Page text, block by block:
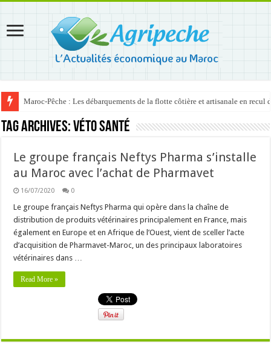
Maroc-Pêche : Les débarquements de la flotte côtière et artisanale en recul
Tag Archives:Véto Santé
Le groupe français Neftys Pharma s’installe
au Maroc avec l’achat de Pharmavet
16/07/2020 0
Le groupe français Neftys Pharma qui opère dans la chaîne de
distribution de produits vétérinaires principalement en France, mais
également en Europe et en Afrique de l’Ouest, vient de sceller l’acte
d’acquisition de Pharmavet-Maroc, un des principaux laboratoires
vétérinaires dans …
Read More »